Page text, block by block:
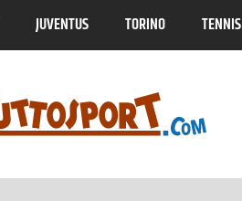
JUVENTUS TORINO TENNIS